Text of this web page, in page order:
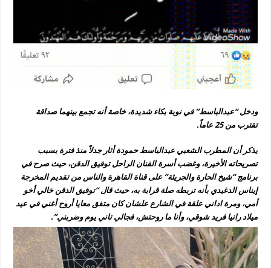
ودخل “عبدالباسط” في نوبة بكاء شديدة، خاصة أنه تجمع بينهما صداقة
تقترب من 25 عاماً.
يذكر أن المطرب الشعبي عبدالباسط حمودة أثار جدلاً منذ فترة بسبب
تصريحاته الأخيرة، وغضب أسرة الفنان الراحل توفيق الدقن، حيث صرح في
برنامج “شيخ الحارة والجريئة” على قناة القاهرة والناس من تقديم المخرجة
إيناس الدغيدي بأنه تربطه صلة قرابة به، حيث قال “توفيق الدقن خالي أخو
أمي، ومرة اداني علقة في الشارع علشان كان متفق معايا أروح أغني في عيد
ميلاد رانيا فريد شوقي، وأنا ما روحتش، فجالي تاني يوم وضربني”.